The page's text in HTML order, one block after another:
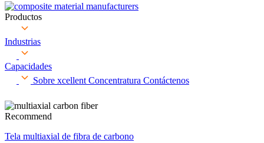
Productos
Industrias
Capacidades
Sobre xcellent Concentratura Contáctenos
Recommend
Tela multiaxial de fibra de carbono